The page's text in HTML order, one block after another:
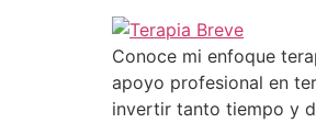
Conoce mi enfoque
apoyo profesional en
invertir tanto tiempo y